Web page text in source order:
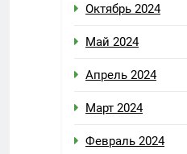
Октябрь 2024
Май 2024
Апрель 2024
Март 2024
Февраль 2024